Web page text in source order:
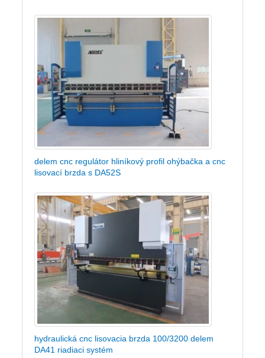
delem cnc regulátor hliníkový profil ohýbačka a cnc
lisovací brzda s DA52S
hydraulická cnc lisovacia brzda 100/3200 delem
DA41 riadiaci systém